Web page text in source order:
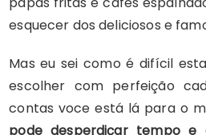
esquecer dos deliciosos e
Mas eu sei como é difícil
escolher com perfeição
contas voce está lá para o
pode desperdiçar tempo e